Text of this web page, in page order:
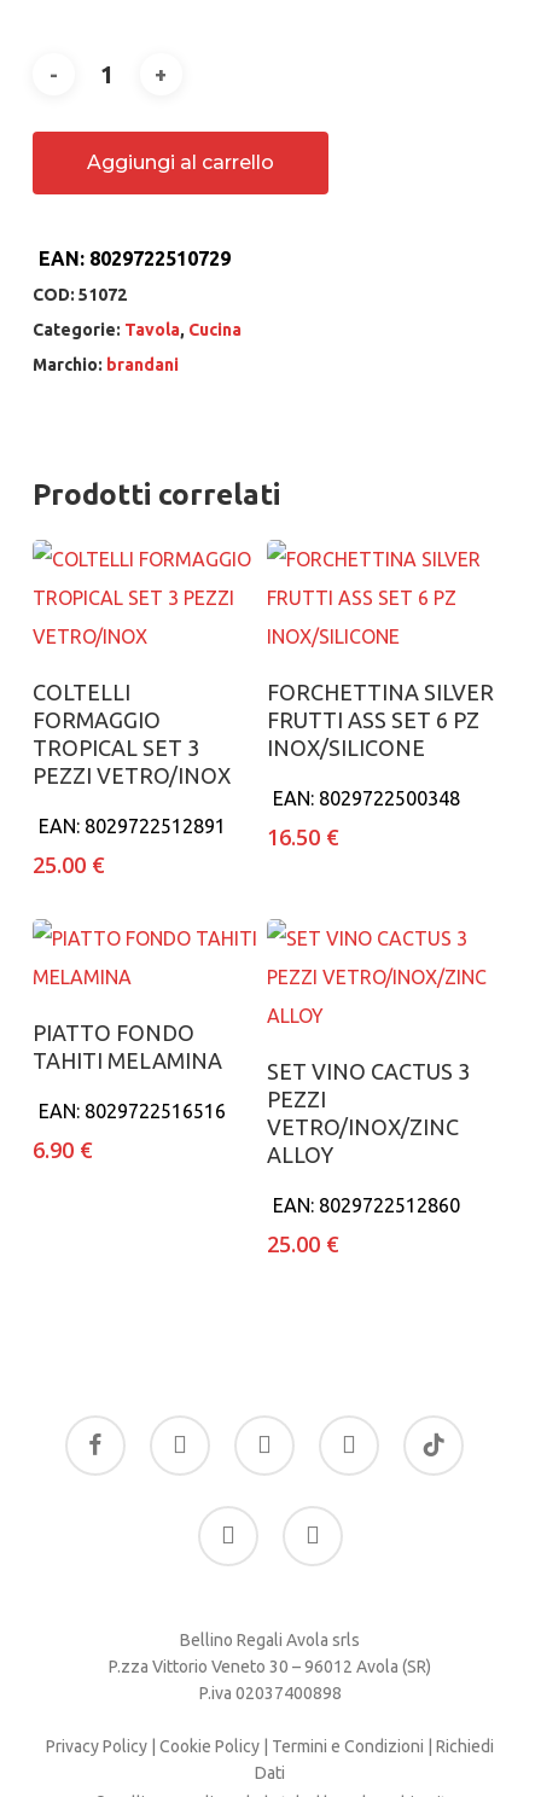
Aggiungi al carrello
EAN: 8029722510729
COD: 51072
Categorie: Tavola, Cucina
Marchio: brandani
Prodotti correlati
Aggiungi al carrello
COLTELLI
FORMAGGIO
TROPICAL SET 3
PEZZI VETRO/INOX
EAN: 8029722512891
25.00 €
Aggiungi al carrello
FORCHETTINA SILVER
FRUTTI ASS SET 6 PZ
INOX/SILICONE
EAN: 8029722500348
16.50 €
Aggiungi al carrello
PIATTO FONDO
TAHITI MELAMINA
EAN: 8029722516516
6.90 €
Aggiungi al carrello
SET VINO CACTUS 3
PEZZI
VETRO/INOX/ZINC
ALLOY
EAN: 8029722512860
25.00 €
facebook
google-
plus
instagram whatsapp tiktok
phone email
Bellino Regali Avola srls
P.zza Vittorio Veneto 30 – 96012 Avola (SR)
P.iva 02037400898
Privacy Policy |Cookie Policy Termini e Condizioni |Richiedi
Dati